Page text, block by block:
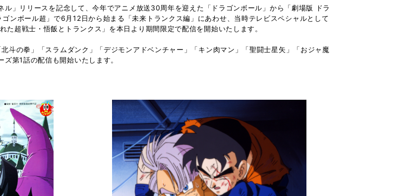
」リリースを記念して、今年でアニメ放送30周年を迎えた「ドラゴンボール」から「劇場版 ドラ
ンボール超」で6月12日から始まる「未来トランクス編」にあわせ、当時テレビスペシャルとして
超戦士・悟飯とトランクス」を本日より期間限定で配信を開始いたします。
斗の拳」「スラムダンク」「デジモンアドベンチャー」「キン肉マン」「聖闘士星矢」「おジャ魔
第1話の配信も開始いたします。